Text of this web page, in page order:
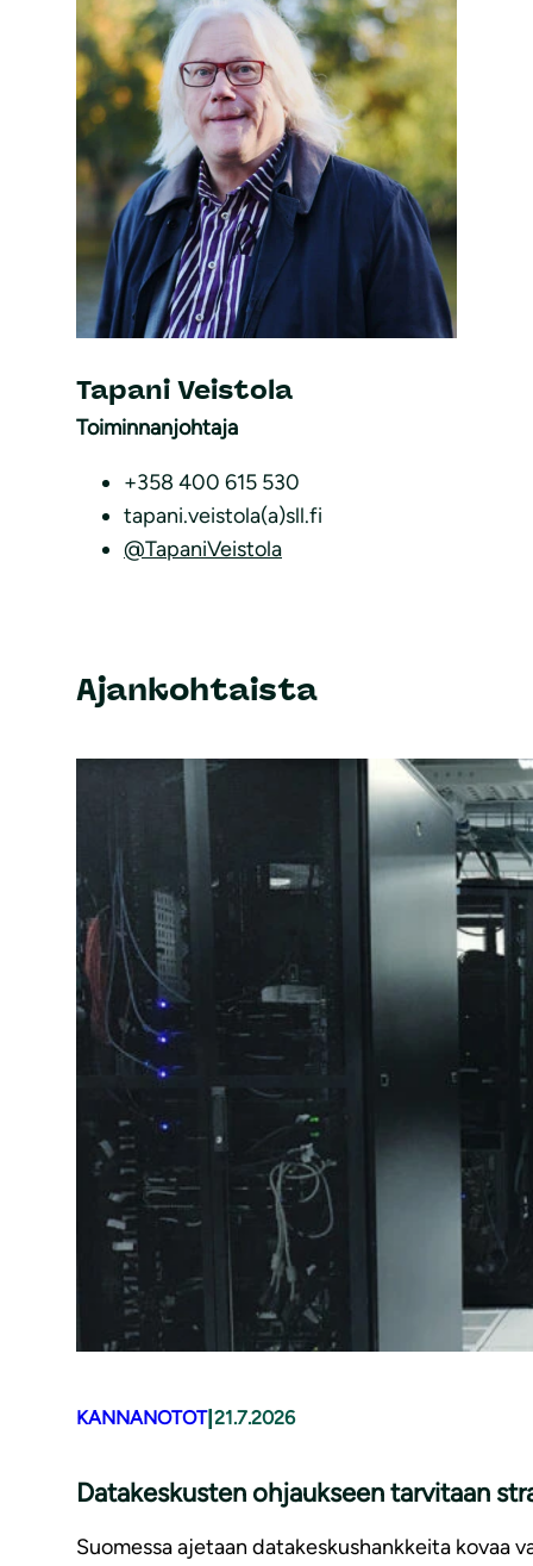
Toiminnanjohtaja
Tapani Veistola
+358 400 615 530
tapani.veistola(a)sll.fi
@TapaniVeistola
Ajankohtaista
KANNANOTOT| 21.7.2026
Datakeskusten ohjaukseen tarvitaan
Suomessa ajetaan datakeskushankkeita kovaa